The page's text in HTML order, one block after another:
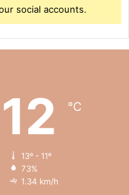
social accounts.
12 ℃
13º - 11º
73%
1.34 km/h